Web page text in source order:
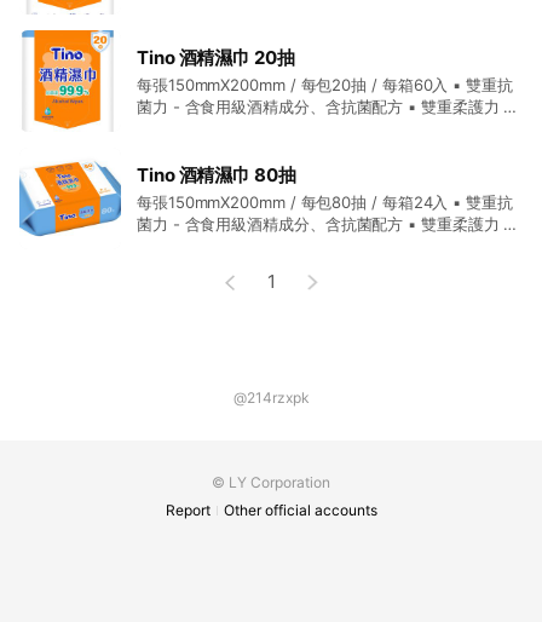
Tino 酒精濕巾 20抽
每張150mmX200mm / 每包20抽 / 每箱60入 ▪ 雙重抗
菌力 - 含食用級酒精成分、含抗菌配方 ▪ 雙重柔護力 -
Tino 酒精濕巾 80抽
每張150mmX200mm / 每包80抽 / 每箱24入 ▪ 雙重抗
菌力 - 含食用級酒精成分、含抗菌配方 ▪ 雙重柔護力 -
1
@214rzxpk
© LY Corporation
Report
Other official accounts